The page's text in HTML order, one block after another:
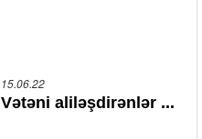
15.06.22
Vətəni aliləşdirənlər ...